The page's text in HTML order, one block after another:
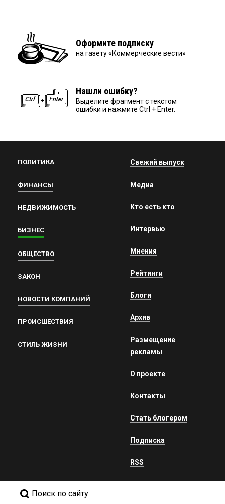
Оформите подписку
на газету «Коммерческие вести»
Нашли ошибку?
Выделите фрагмент с текстом
ошибки и нажмите Ctrl + Enter.
ПОЛИТИКА
ФИНАНСЫ
НЕДВИЖИМОСТЬ
БИЗНЕС
ОБЩЕСТВО
ЗАКОН
НОВОСТИ КОМПАНИЙ
ПРОИСШЕСТВИЯ
СТИЛЬ ЖИЗНИ
Свежий выпуск
Медиа
Кто есть кто
Интервью
Мнения
Рейтинги
Блоги
Архив
Размещение
рекламы
О проекте
Контакты
Стать блогером
Подписка
RSS
Поиск по сайту